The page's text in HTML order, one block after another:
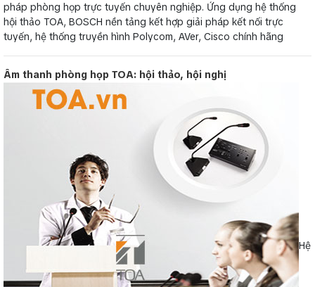
pháp phòng họp trực tuyến chuyên nghiệp. Ứng dụng hệ thống
hội thảo TOA, BOSCH nền tảng kết hợp giải pháp kết nối trực
tuyến, hệ thống truyền hình Polycom, AVer, Cisco chính hãng
Âm thanh phòng họp TOA: hội thảo, hội nghị
Hệ